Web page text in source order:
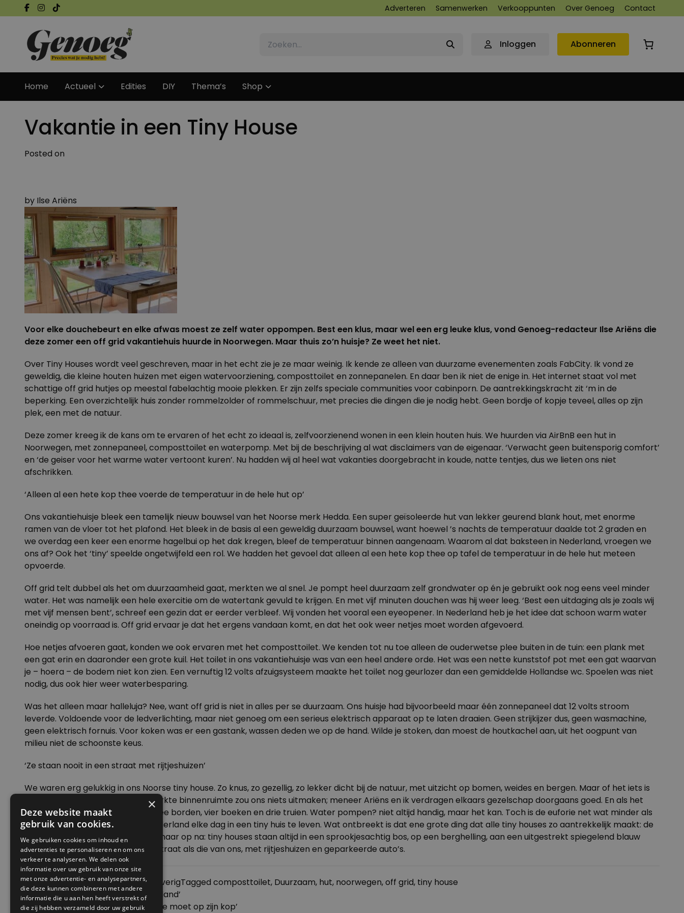
Adverteren Samenwerken Verkooppunten Over Genoeg Contact
Inloggen Abonneren
Home Actueel Edities DIY Thema’s Shop
Vakantie in een Tiny House
Posted on
by Ilse Ariëns
Voor elke douchebeurt en elke afwas moest ze zelf water oppompen. Best een klus, maar wel een erg leuke klus, vond Genoeg-redacteur Ilse Ariëns die
deze zomer een off grid vakantiehuis huurde in Noorwegen. Maar thuis zo’n huisje? Ze weet het niet.
Over Tiny Houses wordt veel geschreven, maar in het echt zie je ze maar weinig. Ik kende ze alleen van duurzame evenementen zoals FabCity. Ik vond ze
geweldig, die kleine houten huizen met eigen watervoorziening, composttoilet en zonnepanelen. En daar ben ik niet de enige in. Het internet staat vol met
schattige off grid hutjes op meestal fabelachtig mooie plekken. Er zijn zelfs speciale communities voor cabinporn. De aantrekkingskracht zit ‘m in de
beperking. Een overzichtelijk huis zonder rommelzolder of rommelschuur, met precies die dingen die je nodig hebt. Geen bordje of kopje teveel, alles op zijn
plek, een met de natuur.
Deze zomer kreeg ik de kans om te ervaren of het echt zo ideaal is, zelfvoorzienend wonen in een klein houten huis. We huurden via AirBnB een hut in
Noorwegen, met zonnepaneel, composttoilet en waterpomp. Met bij de beschrijving al wat disclaimers van de eigenaar. ‘Verwacht geen buitensporig comfort’
en ‘de geiser voor het warme water vertoont kuren’. Nu hadden wij al heel wat vakanties doorgebracht in koude, natte tentjes, dus we lieten ons niet
afschrikken.
‘Alleen al een hete kop thee voerde de temperatuur in de hele hut op’
Ons vakantiehuisje bleek een tamelijk nieuw bouwsel van het Noorse merk Hedda. Een super geïsoleerde hut van lekker geurend blank hout, met enorme
ramen van de vloer tot het plafond. Het bleek in de basis al een geweldig duurzaam bouwsel, want hoewel ’s nachts de temperatuur daalde tot 2 graden en
we overdag een keer een enorme hagelbui op het dak kregen, bleef de temperatuur binnen aangenaam. Waarom al dat baksteen in Nederland, vroegen we
ons af? Ook het ‘tiny’ speelde ongetwijfeld een rol. We hadden het gevoel dat alleen al een hete kop thee op tafel de temperatuur in de hele hut meteen
opvoerde.
Off grid telt dubbel als het om duurzaamheid gaat, merkten we al snel. Je pompt heel duurzaam zelf grondwater op én je gebruikt ook nog eens veel minder
water. Het was namelijk een hele exercitie om de watertank gevuld te krijgen. En met vijf minuten douchen was hij weer leeg. ‘Best een uitdaging als je zoals wij
met vijf mensen bent’, schreef een gezin dat er eerder verbleef. Wij vonden het vooral een eyeopener. In Nederland heb je het idee dat schoon warm water
oneindig op voorraad is. Off grid ervaar je dat het ergens vandaan komt, en dat het ook weer netjes moet worden afgevoerd.
Hoe netjes afvoeren gaat, konden we ook ervaren met het composttoilet. We kenden tot nu toe alleen de ouderwetse plee buiten in de tuin: een plank met
een gat erin en daaronder een grote kuil. Het toilet in ons vakantiehuisje was van een heel andere orde. Het was een nette kunststof pot met een gat waarvan
je – hoera – de bodem niet kon zien. Een vernuftig 12 volts afzuigsysteem maakte het toilet nog geurlozer dan een gemiddelde Hollandse wc. Spoelen was niet
nodig, dus ook hier weer waterbesparing.
Was het alleen maar halleluja? Nee, want off grid is niet in alles per se duurzaam. Ons huisje had bijvoorbeeld maar één zonnepaneel dat 12 volts stroom
leverde. Voldoende voor de ledverlichting, maar niet genoeg om een serieus elektrisch apparaat op te laten draaien. Geen strijkijzer dus, geen wasmachine,
geen elektrisch fornuis. Voor koken was er een gastank, wassen deden we op de hand. Wilde je stoken, dan moest de houtkachel aan, uit het oogpunt van
milieu niet de schoonste keus.
‘Ze staan nooit in een straat met rijtjeshuizen’
We waren erg gelukkig in ons Noorse tiny house. Zo knus, zo gezellig, zo lekker dicht bij de natuur, met uitzicht op bomen, weides en bergen. Maar of het iets is
voor buiten de vakantie? De beperkte binnenruimte zou ons niets uitmaken; meneer Ariëns en ik verdragen elkaars gezelschap doorgaans goed. En als het
moet kunnen we best toe met twee borden, vier boeken en drie truien. Water pompen? niet altijd handig, maar het kan. Toch is de euforie net wat minder als
ik me voorstel hoe het is om in Nederland elke dag in een tiny huis te leven. Wat ontbreekt is dat ene grote ding dat alle tiny houses zo aantrekkelijk maakt: de
locatie. Kijk er de cabinporn sites maar op na: tiny houses staan altijd in een sprookjesachtig bos, op een berghelling, aan een uitgestrekt spiegelend blauw
meer. En nooit, echt nooit, in een straat als die van ons, met rijtjeshuizen en geparkeerde auto’s.
Posted inJe huis verduurzamen OverigTagged composttoilet, Duurzaam, hut, noorwegen,off grid, tiny house
Bericht
Previous: Maak een ‘onbewoond eiland’
Next: Christian Felber ‘De economie moet op zijn kop’
×
Deze website maakt
gebruik van cookies.
We gebruiken cookies om inhoud en
advertenties te personaliseren en om ons
verkeer te analyseren. We delen ook
informatie over uw gebruik van onze site
met onze advertentie- en analysepartners,
die deze kunnen combineren met andere
informatie die u aan hen heeft verstrekt of
die zij hebben verzameld door uw gebruik